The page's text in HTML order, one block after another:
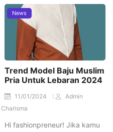
News
Trend Model Baju Muslim
Pria Untuk Lebaran 2024
11/01/2024
Admin
Charisma
Hi fashionpreneur! Jika kamu